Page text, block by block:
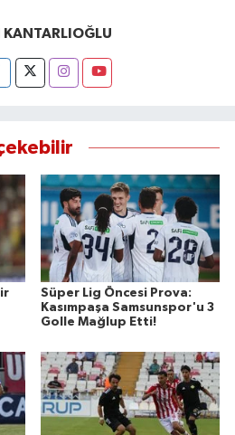
KANTARLIOĞLU
Süper Lig Öncesi Prova:
Kasımpaşa Samsunspor'u 3
Golle Mağlup Etti!